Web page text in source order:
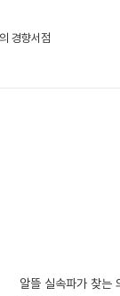
경향서점
알뜰 실속파가 찾는